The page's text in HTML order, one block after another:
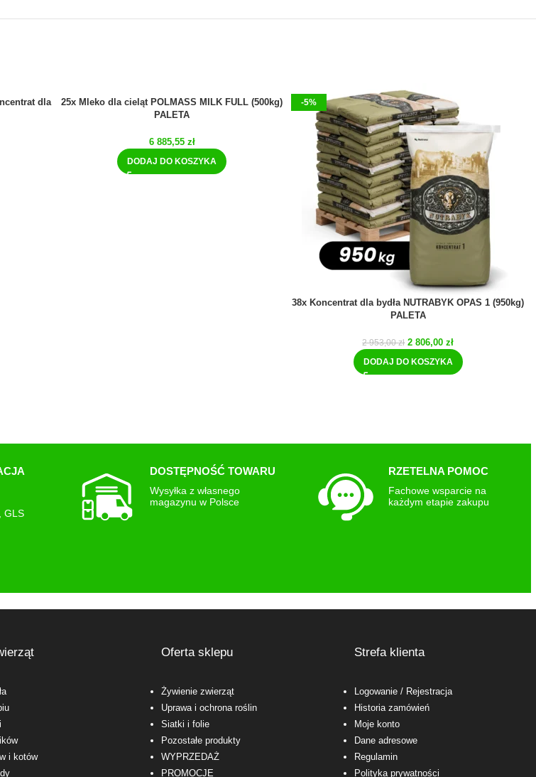
dla
25x Mleko dla cieląt POLMASS MILK FULL (500kg)
PALETA
6 885,55 zł
DODAJ DO KOSZYKA
-5%
38x Koncentrat dla bydła NUTRABYK OPAS 1 (950kg)
PALETA
2 953,00zł 2 806,00zł
DODAJ DO KOSZYKA
GLS
DOSTĘPNOŚĆ TOWARU
Wysyłka z własnego
magazynu w Polsce
RZETELNA POMOC
Fachowe wsparcie na
każdym etapie zakupu
i kotów
Oferta sklepu
Żywienie zwierząt
Uprawa i ochrona roślin
Siatki i folie
Pozostałe produkty
WYPRZEDAŻ
PROMOCJE
Strefa klienta
Logowanie/ Rejestracja
Historia zamówień
Moje konto
Dane adresowe
Regulamin
Polityka prywatności